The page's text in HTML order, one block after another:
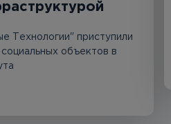
Технологии" приступили
объектов в